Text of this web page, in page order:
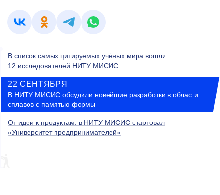
В список самых цитируемых учёных мира вошли
12 исследователей НИТУ МИСИС
22 СЕНТЯБРЯ
В НИТУ МИСИС обсудили новейшие разработки в области
сплавов с памятью формы
От идеи к продуктам: в НИТУ МИСИС стартовал
«Университет предпринимателей»